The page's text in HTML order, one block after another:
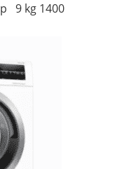
9 kg 1400